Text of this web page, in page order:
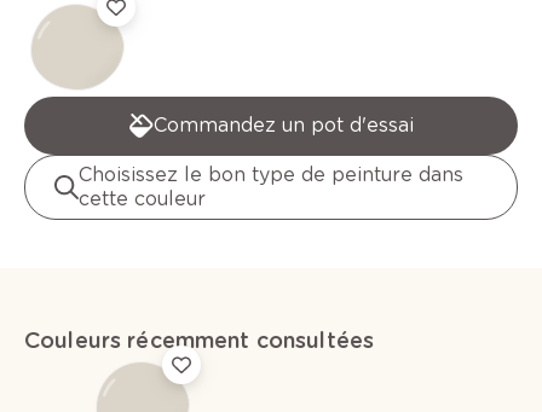
Commandez un pot d'essai
Choisissez le bon type de peinture dans
cette couleur
Couleurs récemment consultées